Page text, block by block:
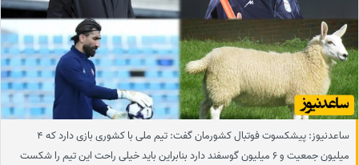
ساعدنیوز: پیشکسوت فوتبال کشورمان گفت: تیم ملی با کشوری بازی دارد که 4
میلیون جمعیت و 6 میلیون گوسفند دارد بنابراین باید خیلی راحت این تیم را شکست